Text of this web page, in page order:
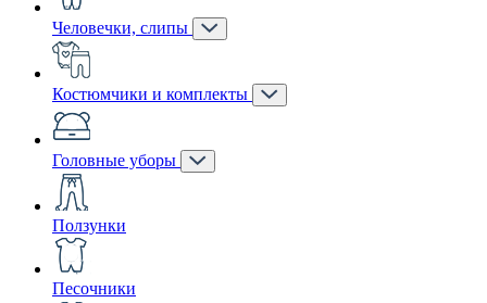
Человечки, слипы
Костюмчики и комплекты
Головные уборы
Ползунки
Песочники